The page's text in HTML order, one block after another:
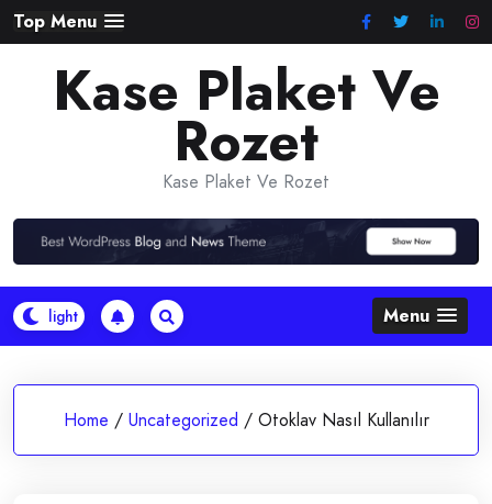
Skip
to
content
Top Menu
Kase Plaket Ve
Rozet
Kase Plaket Ve Rozet
Menu
Home / Uncategorized / Otoklav Nasıl Kullanılır